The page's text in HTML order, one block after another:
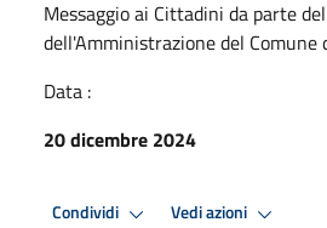
Messaggio ai Cittadini da parte
dell'Amministrazione del Comune
Data :
20 dicembre 2024
Condividi Vedi azioni